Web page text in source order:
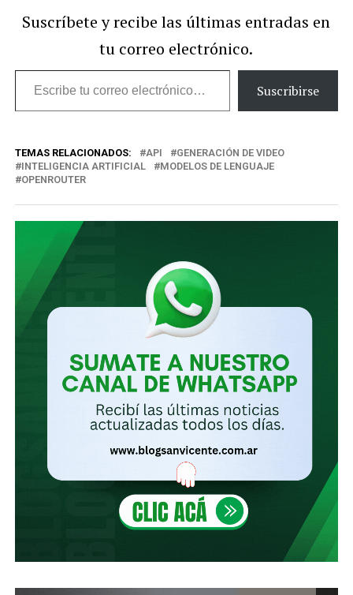
Suscríbete y recibe las últimas entradas en
tu correo electrónico.
Escribe
tu
electrónico…
Suscribirse
TEMAS RELACIONADOS: API
GENERACIÓN DE VIDEO
INTELIGENCIA ARTIFICIAL
MODELOS DE LENGUAJE
OPENROUTER